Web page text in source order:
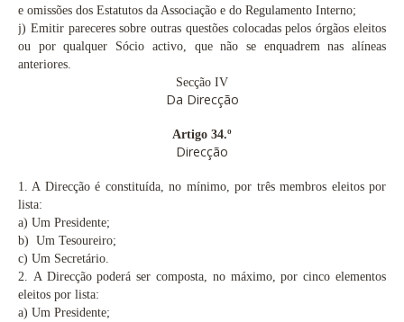
e omissões dos Estatutos da Associação e do Regulamento Interno;
j) Emitir pareceres sobre outras questões colocadas pelos órgãos eleitos
ou por qualquer Sócio activo, que não se enquadrem nas alíneas
anteriores.
Secção IV
Da Direcção
Artigo 34.º
Direcção
1. A Direcção é constituída, no mínimo, por três membros eleitos por
lista:
a) Um Presidente;
b) Um Tesoureiro;
c) Um Secretário.
2.
A Direcção poderá ser composta, no máximo, por cinco elementos
eleitos por lista:
a) Um Presidente;